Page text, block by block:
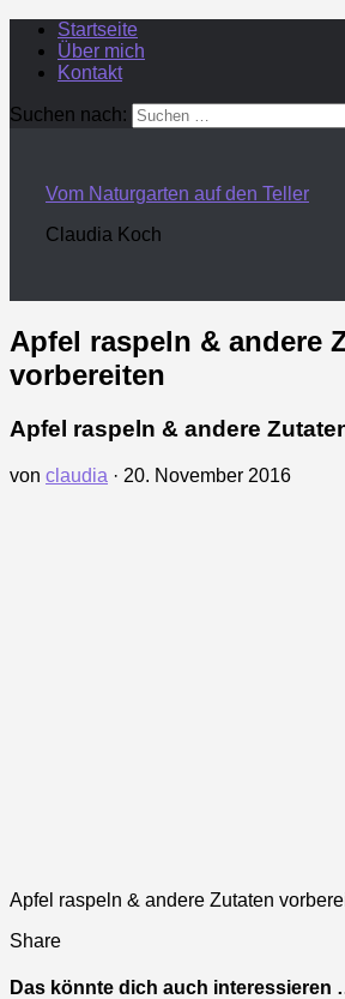
Startseite
Über mich
Kontakt
Suchen nach:
Vom Naturgarten auf den Teller
Claudia Koch
Apfel raspeln & andere
vorbereiten
Apfel raspeln & andere
von claudia · 20. November 2016
Apfel raspeln & andere Zutaten
Share
Das könnte dich auch interessieren